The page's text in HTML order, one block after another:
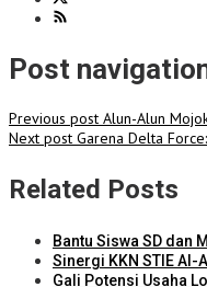
Post
Previous post Alun-Alun
Next post Garena Delta
Related Posts
Bantu Siswa SD dan
Sinergi KKN STIE
Gali Potensi Usaha